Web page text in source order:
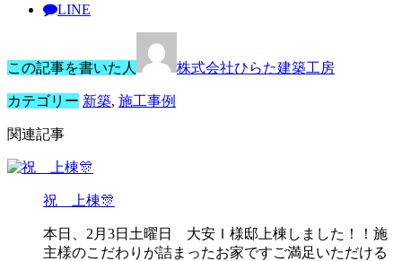
LINE
この記事を書いた人 株式会社ひらた建築工房
カテゴリー 新築, 施工事例
関連記事
祝 上棟🎊
本日、2月3日土曜日 大安Ｉ様邸上棟しました！！施
主様のこだわりが詰まったお家ですご満足いただける